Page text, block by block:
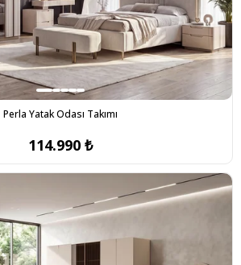
Perla Yatak Odası Takımı
114.990 ₺